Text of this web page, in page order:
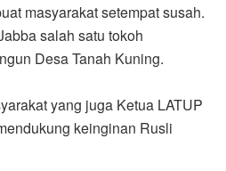
masyarakat setempat susah.
salah satu tokoh
Desa Tanah Kuning.
yang juga Ketua LATUP
keinginan Rusli